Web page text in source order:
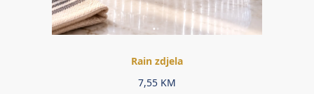
Rain zdjela
7,55 KM